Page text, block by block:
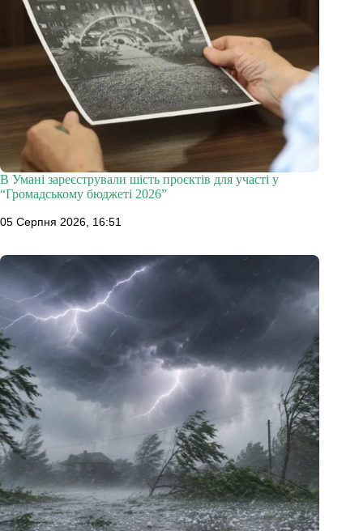
В Умані зареєстрували шість проєктів для участі у
“Громадському бюджеті 2026”
05 Серпня 2026, 16:51